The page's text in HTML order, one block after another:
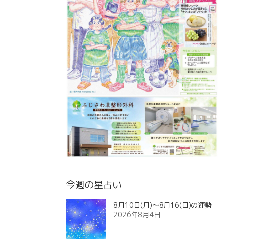
今週の星占い
8月10日(月)～8月16(日)の運勢
2026年8月4日